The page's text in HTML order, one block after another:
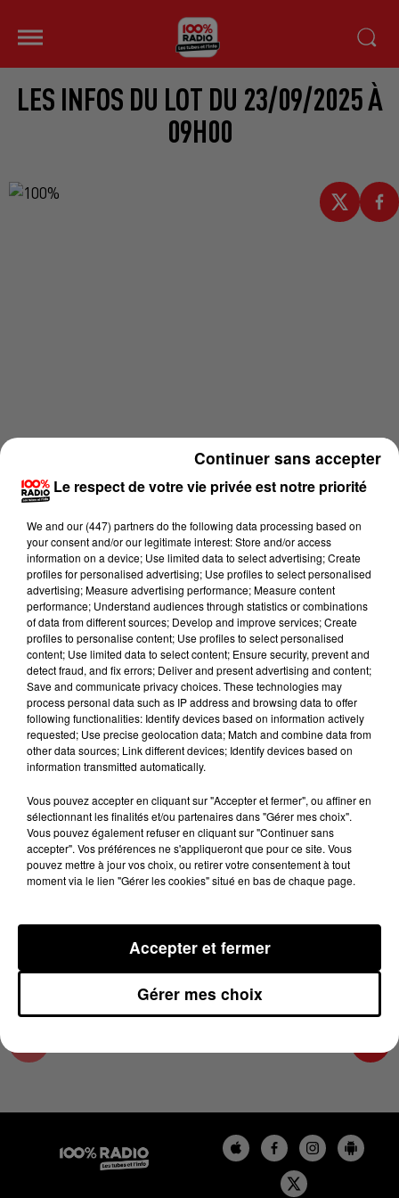
LES INFOS DU LOT DU 23/09/2025 À
09H00
Lecture (4 min 15 sec)
100%
100% Radio les infos du Lot
23 septembre 2025 - 4 min 15 sec
LES INFOS DU LOT DU 23/09/2025 À 09H00
23/09/2025
Le respect de votre vie privée est notre priorité
We and our (447) partnersdo the following data processing based on
your consent and/or our legitimate interest: Store and/or access
information on a device; Use limited data to select advertising; Create
profiles for personalised advertising; Use profiles to select personalised
advertising; Measure advertising performance; Measure content
performance; Understand audiences through statistics or combinations
of data from different sources; Develop and improve services; Create
profiles to personalise content; Use profiles to select personalised
content; Use limited data to select content; Ensure security, prevent and
detect fraud, and fix errors; Deliver and present advertising and content;
Save and communicate privacy choices. These technologies may
process personal data such as IP address and browsing data to offer
following functionalities: Identify devices based on information actively
requested; Use precise geolocation data; Match and combine data from
other data sources; Link different devices; Identify devices based on
information transmitted automatically.
Vous pouvez accepter en cliquant sur "Accepter et fermer", ou affiner en
sélectionnant les finalités et/ou partenaires dans "Gérer mes choix".
Vous pouvez également refuser en cliquant sur "Continuer sans
accepter". Vos préférences ne s'appliqueront que pour ce site. Vous
pouvez mettre à jour vos choix, ou retirer votre consentement à tout
moment via le lien "Gérer les cookies" situé en bas de chaque page.
Gérer mes choix
Accepter et fermer
Continuer sans accepter